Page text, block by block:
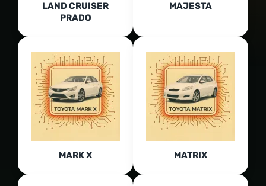
LAND CRUISER
PRADO
MAJESTA
MARK X MATRIX